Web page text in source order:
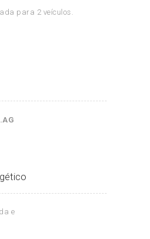
para 2 veículos.
e